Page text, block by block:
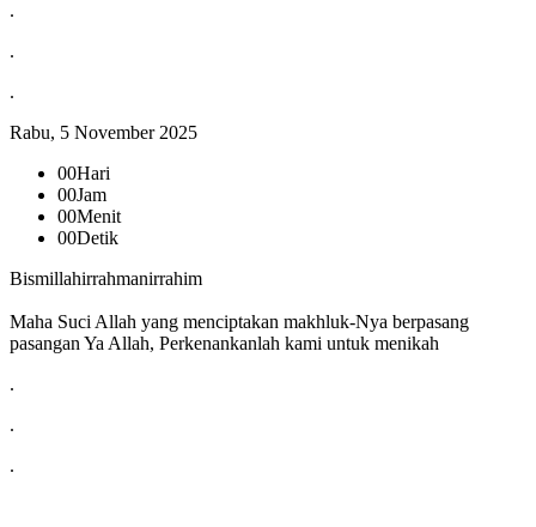
.
.
.
Rabu, 5 November 2025
00Hari
00Jam
00Menit
00Detik
Bismillahirrahmanirrahim
Maha Suci Allah yang menciptakan makhluk-Nya berpasang
pasangan Ya Allah, Perkenankanlah kami untuk menikah
.
.
.